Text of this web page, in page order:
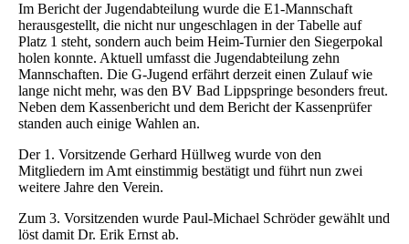
Im Bericht der Jugendabteilung wurde die E1-Mannschaft
herausgestellt, die nicht nur ungeschlagen in der Tabelle auf
Platz 1 steht, sondern auch beim Heim-Turnier den Siegerpokal
holen konnte. Aktuell umfasst die Jugendabteilung zehn
Mannschaften. Die G-Jugend erfährt derzeit einen Zulauf wie
lange nicht mehr, was den BV Bad Lippspringe besonders freut.
Neben dem Kassenbericht und dem Bericht der Kassenprüfer
standen auch einige Wahlen an.
Der 1. Vorsitzende Gerhard Hüllweg wurde von den
Mitgliedern im Amt einstimmig bestätigt und führt nun zwei
weitere Jahre den Verein.
Zum 3. Vorsitzenden wurde Paul-Michael Schröder gewählt und
löst damit Dr. Erik Ernst ab.